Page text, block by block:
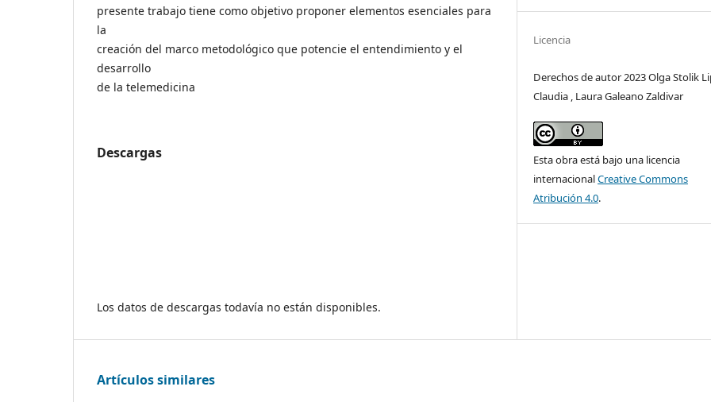
presente trabajo tiene como objetivo proponer elementos esenciales para
la
creación del marco metodológico que potencie el entendimiento y el
desarrollo
de la telemedicina
Descargas
Los datos de descargas todavía no están disponibles.
Licencia
Derechos de autor 2023 Olga Stolik
Claudia , Laura Galeano Zaldivar
Esta obra está bajo una licencia
internacionalCreative Commons
Atribución 4.0.
Artículos similares